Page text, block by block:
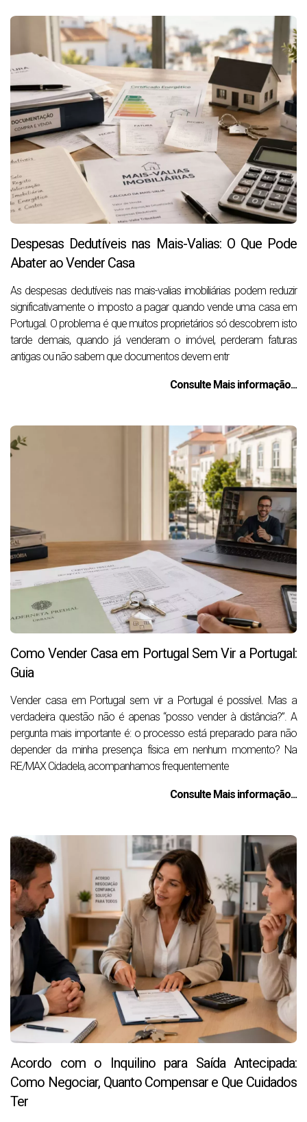
Despesas Dedutíveis nas Mais-Valias: O Que Pode
Abater ao Vender Casa
As despesas dedutíveis nas mais-valias imobiliárias podem reduzir
significativamente o imposto a pagar quando vende uma casa em
Portugal. O problema é que muitos proprietários só descobrem isto
tarde demais, quando já venderam o imóvel, perderam faturas
antigas ou não sabem que documentos devem entr
Consulte Mais informação...
Como Vender Casa em Portugal Sem Vir a Portugal:
Guia
Vender casa em Portugal sem vir a Portugal é possível. Mas a
verdadeira questão não é apenas “posso vender à distância?”. A
pergunta mais importante é: o processo está preparado para não
depender da minha presença física em nenhum momento? Na
RE/MAX Cidadela, acompanhamos frequentemente
Consulte Mais informação...
Acordo com o Inquilino para Saída Antecipada:
Como Negociar, Quanto Compensar e Que Cuidados
Ter